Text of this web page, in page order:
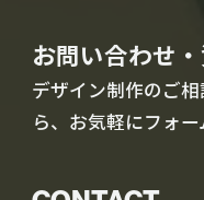
お問い合わせ
デザイン制作のご
ら、お気軽にフォ